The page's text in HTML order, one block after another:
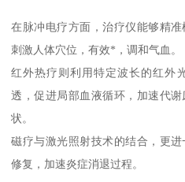
在脉冲电疗方面，治疗仪能够精
刺激人体穴位，有效*，调和气血。
红外热疗则利用特定波长的红外
透，促进局部血液循环，加速代
状。
磁疗与激光照射技术的结合，更
修复，加速炎症消退过程。